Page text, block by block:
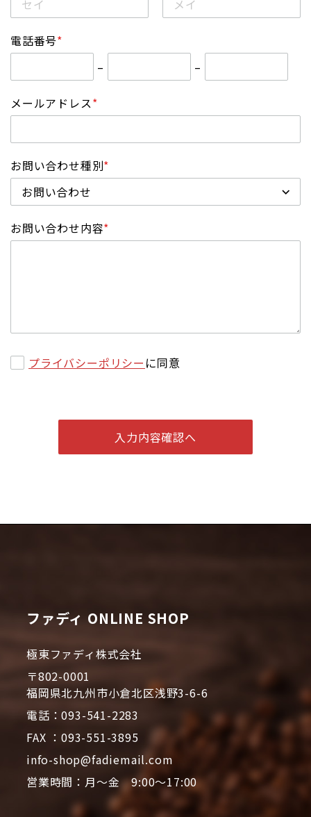
電話番号*
–
–
メールアドレス*
お問い合わせ種別*
お問い合わせ内容*
プライバシーポリシー に同意
入力内容確認へ
ファディ ONLINE SHOP
極東ファディ株式会社
〒802-0001
福岡県北九州市小倉北区浅野3-6-6
電話：093-541-2283
FAX ：093-551-3895
info-shop@fadiemail.com
営業時間：月～金 9:00～17:00